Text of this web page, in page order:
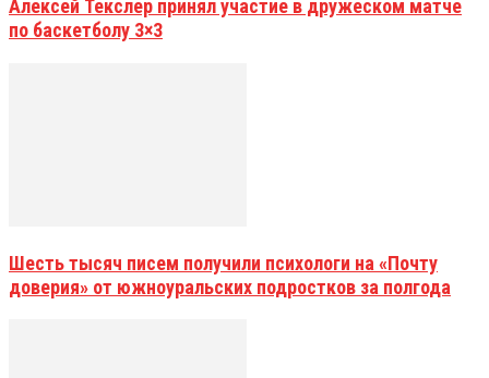
Алексей Текслер принял участие в дружеском матче
по баскетболу 3×3
Шесть тысяч писем получили психологи на «Почту
доверия» от южноуральских подростков за полгода